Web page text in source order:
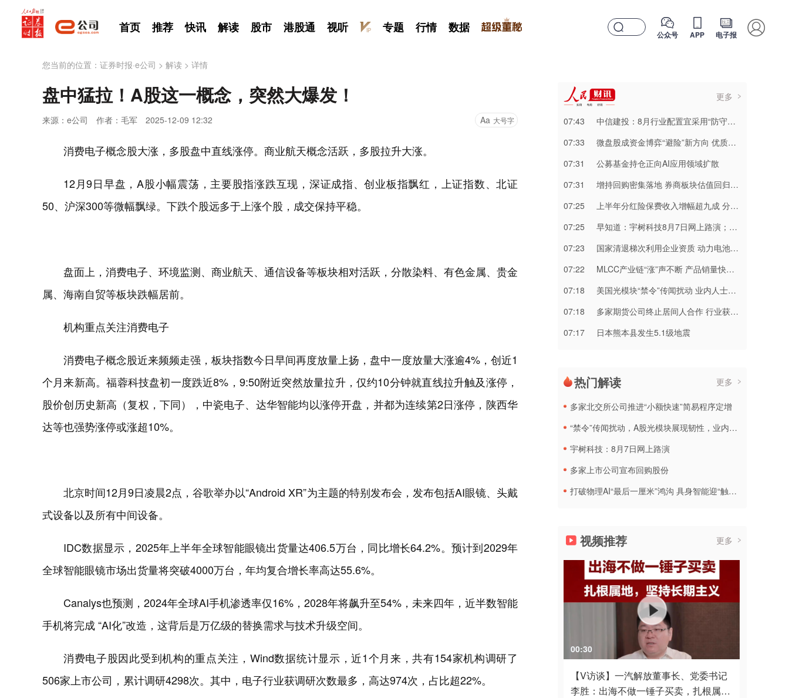
首页 推荐 快讯 解读 股市 港股通 视听 专题 行情 数据 公众号 APP 电子报
您当前的位置： 证券时报·e公司 > 解读 > 详情
盘中猛拉！A股这一概念，突然大爆发！
来源：e公司 作者：毛军 2025-12-09 12:32 Aa 大号字
消费电子概念股大涨，多股盘中直线涨停。商业航天概念活跃，多股拉升大涨。
12月9日早盘，A股小幅震荡，主要股指涨跌互现，深证成指、创业板指飘红，上证指数、北证
50、沪深300等微幅飘绿。下跌个股远多于上涨个股，成交保持平稳。
盘面上，消费电子、环境监测、商业航天、通信设备等板块相对活跃，分散染料、有色金属、贵金
属、海南自贸等板块跌幅居前。
机构重点关注消费电子
消费电子概念股近来频频走强，板块指数今日早间再度放量上扬，盘中一度放量大涨逾4%，创近1
个月来新高。福蓉科技盘初一度跌近8%，9:50附近突然放量拉升，仅约10分钟就直线拉升触及涨停，
股价创历史新高（复权，下同），中瓷电子、达华智能均以涨停开盘，并都为连续第2日涨停，陕西华
达等也强势涨停或涨超10%。
北京时间12月9日凌晨2点，谷歌举办以“Android XR”为主题的特别发布会，发布包括AI眼镜、头戴
式设备以及所有中间设备。
IDC数据显示，2025年上半年全球智能眼镜出货量达406.5万台，同比增长64.2%。预计到2029年
全球智能眼镜市场出货量将突破4000万台，年均复合增长率高达55.6%。
Canalys也预测，2024年全球AI手机渗透率仅16%，2028年将飙升至54%，未来四年，近半数智能
手机将完成 “AI化”改造，这背后是万亿级的替换需求与技术升级空间。
消费电子股因此受到机构的重点关注，Wind数据统计显示，近1个月来，共有154家机构调研了
506家上市公司，累计调研4298次。其中，电子行业获调研次数最多，高达974次，占比超22%。
更多
07:43
中信建投：8月行业配置宜采用“防守底仓＋供给约束涨价＋科技核心修复”的杠铃结构
07:33
微盘股成资金博弈“避险”新方向 优质小微企业有望迎来价值重估
07:31
公募基金持仓正向AI应用领域扩散
07:31
增持回购密集落地 券商板块估值回归信号显现
07:25
上半年分红险保费收入增幅超九成 分红稳定兑付存隐忧
07:25
早知道：宇树科技8月7日网上路演；美股涨跌不一，道指涨0.49%续创新高
07:23
国家清退梯次利用企业资质 动力电池回收行业迎来结构性洗牌
07:22
MLCC产业链“涨”声不断 产品销量快速增长
07:18
美国光模块“禁令”传闻扰动 业内人士：实际落地难度大
07:18
多家期货公司终止居间人合作 行业获客进入专业价值比拼新阶段
07:17
日本熊本县发生5.1级地震
热门解读 更多
多家北交所公司推进“小额快速”简易程序定增
“禁令”传闻扰动，A股光模块展现韧性，业内人士：预计落地难度大
宇树科技：8月7日网上路演
多家上市公司宣布回购股份
打破物理AI“最后一厘米”鸿沟 具身智能迎“触觉觉醒”时刻
视频推荐 更多
00:30
【V访谈】一汽解放董事长、党委书记
李胜：出海不做一锤子买卖，扎根属